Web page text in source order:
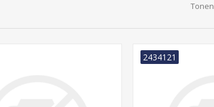
Tonen
2434121